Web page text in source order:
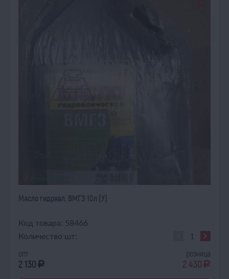
Масло гидравл. ВМГЗ 10л (У)
Код товара: 58466
Количество шт:
опт
2 130 a
розница
2 430 a